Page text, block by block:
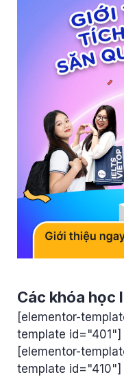
Các khóa học
[elementor-
template
[elementor-
template